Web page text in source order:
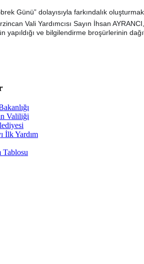
Günü” dolayısıyla farkındalık
Vali Yardımcısı Sayın İhsan
yapıldığı ve bilgilendirme broşürlerinin
Valiliği
İlk Yardım